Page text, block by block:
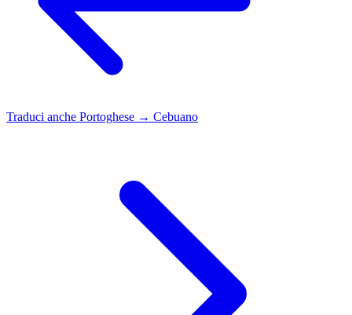
Traduci anche Portoghese → Cebuano